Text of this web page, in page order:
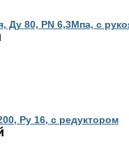
80, PN 6,3Мпа, с
Ру 16, с редуктором